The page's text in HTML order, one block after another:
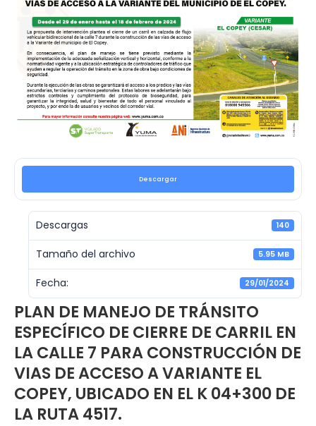
Descargar
Descargas 140
Tamaño del archivo 5.95 MB
Fecha: 29/01/2024
PLAN DE MANEJO DE TRÁNSITO
ESPECÍFICO DE CIERRE DE CARRIL EN
LA CALLE 7 PARA CONSTRUCCIÓN DE
VIAS DE ACCESO A VARIANTE EL
COPEY, UBICADO EN EL K 04+300 DE
LA RUTA 4517.